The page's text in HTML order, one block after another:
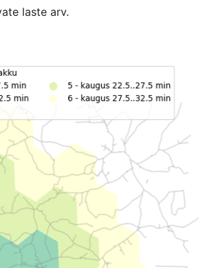
laste arv.